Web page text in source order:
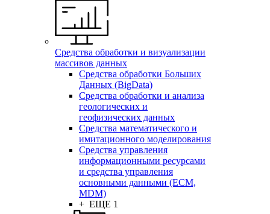
Средства обработки и визуализации
массивов данных
Средства обработки Больших
Данных (BigData)
Средства обработки и анализа
геологических и
геофизических данных
Средства математического и
имитационного моделирования
Средства управления
информационными ресурсами
и средства управления
основными данными (ECM,
MDM)
+ ЕЩЕ 1